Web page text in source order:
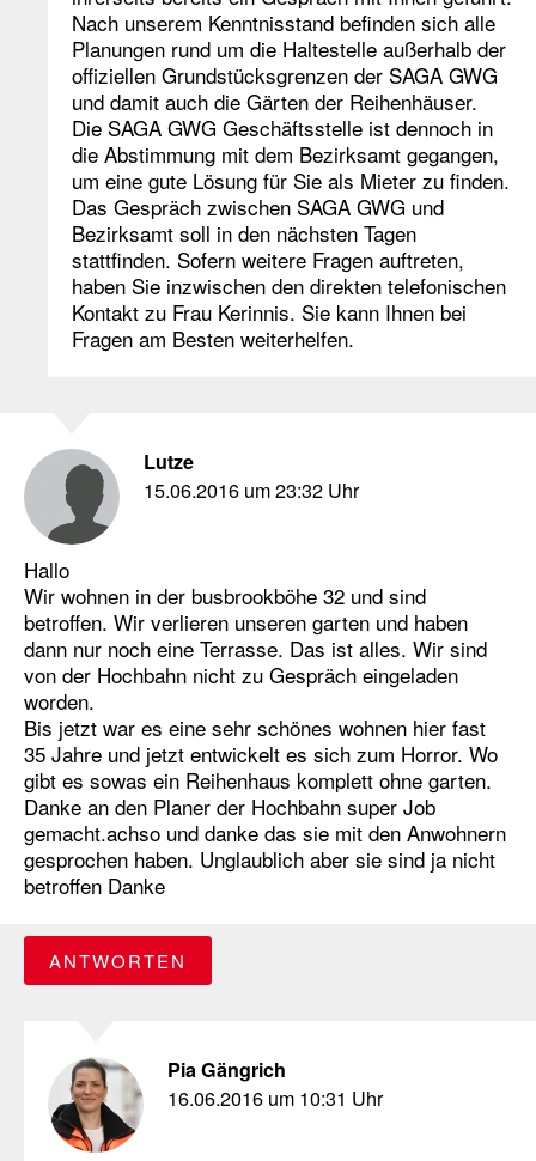
Nach unserem Kenntnisstand befinden sich alle
Planungen rund um die Haltestelle außerhalb der
offiziellen Grundstücksgrenzen der SAGA GWG
und damit auch die Gärten der Reihenhäuser.
Die SAGA GWG Geschäftsstelle ist dennoch in
die Abstimmung mit dem Bezirksamt gegangen,
um eine gute Lösung für Sie als Mieter zu finden.
Das Gespräch zwischen SAGA GWG und
Bezirksamt soll in den nächsten Tagen
stattfinden. Sofern weitere Fragen auftreten,
haben Sie inzwischen den direkten telefonischen
Kontakt zu Frau Kerinnis. Sie kann Ihnen bei
Fragen am Besten weiterhelfen.
Lutze
15.06.2016 um 23:32 Uhr
Hallo
Wir wohnen in der busbrookböhe 32 und sind
betroffen. Wir verlieren unseren garten und haben
dann nur noch eine Terrasse. Das ist alles. Wir sind
von der Hochbahn nicht zu Gespräch eingeladen
worden.
Bis jetzt war es eine sehr schönes wohnen hier fast
35 Jahre und jetzt entwickelt es sich zum Horror. Wo
gibt es sowas ein Reihenhaus komplett ohne garten.
Danke an den Planer der Hochbahn super Job
gemacht.achso und danke das sie mit den Anwohnern
gesprochen haben. Unglaublich aber sie sind ja nicht
betroffen Danke
ANTWORTEN
Pia Gängrich
16.06.2016 um 10:31 Uhr